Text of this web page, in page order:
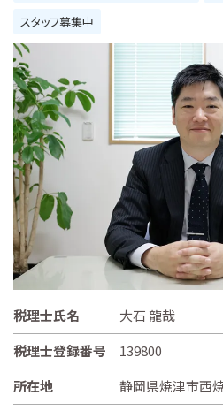
スタッフ募集中
税理士氏名
大石 龍哉
税理士登録番号
139800
所在地
静岡県焼津市西焼